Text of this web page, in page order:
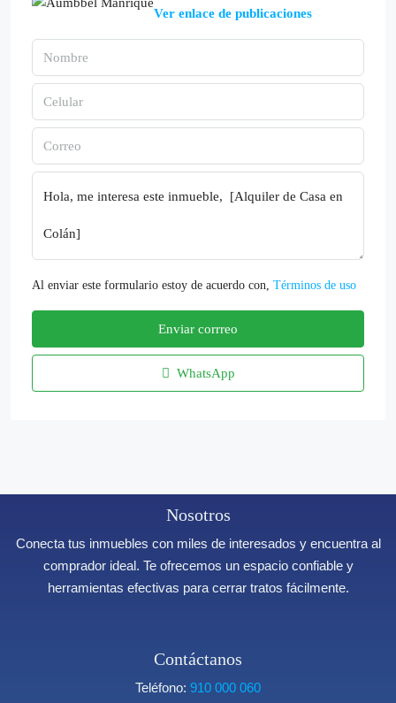
Ver enlace de publicaciones
Al enviar este formulario estoy de acuerdo con, Términos de uso
Enviar corrreo
WhatsApp
Nosotros
Conecta tus inmuebles con miles de interesados y encuentra al
comprador ideal. Te ofrecemos un espacio confiable y
herramientas efectivas para cerrar tratos fácilmente.
Contáctanos
Teléfono: 910 000 060